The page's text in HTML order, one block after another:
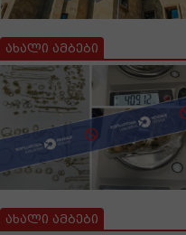
ახალი ამბები
ახალი ამბები